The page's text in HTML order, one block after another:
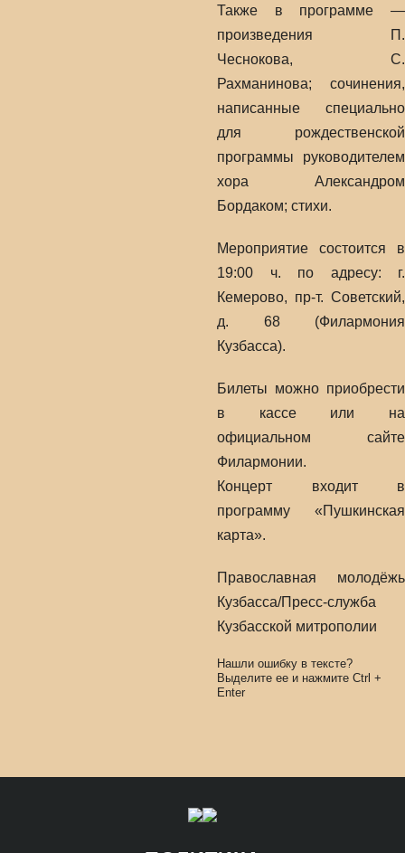
Также в программе —
произведения П.
Чеснокова, С.
Рахманинова; сочинения,
написанные специально
для рождественской
программы руководителем
хора Александром
Бордаком; стихи.
Мероприятие состоится в
19:00 ч. по адресу: г.
Кемерово, пр-т. Советский,
д. 68 (Филармония
Кузбасса).
Билеты можно приобрести
в кассе или на
официальном сайте
Филармонии.
Концерт входит в
программу «Пушкинская
карта».
Православная молодёжь
Кузбасса/Пресс-служба
Кузбасской митрополии
Нашли ошибку в тексте?
Выделите ее и нажмите Ctrl +
Enter